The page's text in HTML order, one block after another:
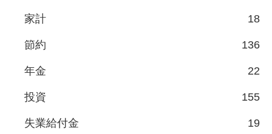
家計 18
節約 136
年金 22
投資 155
失業給付金 19